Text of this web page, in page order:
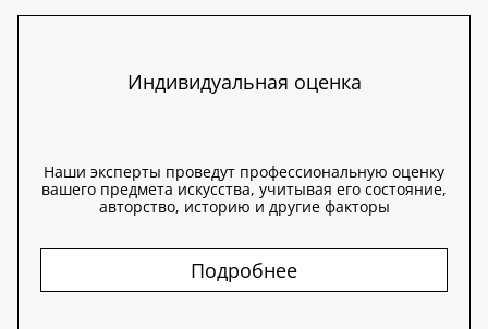
Индивидуальная оценка
Наши эксперты проведут профессиональную оценку
вашего предмета искусства, учитывая его состояние,
авторство, историю и другие факторы
Подробнее